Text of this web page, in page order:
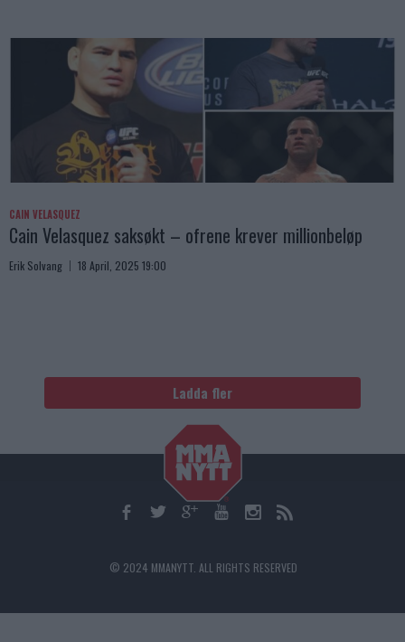
CAIN VELASQUEZ
Cain Velasquez saksøkt – ofrene krever millionbeløp
Erik Solvang 18 April, 2025 19:00
Ladda fler
© 2024 MMANYTT. ALL RIGHTS RESERVED